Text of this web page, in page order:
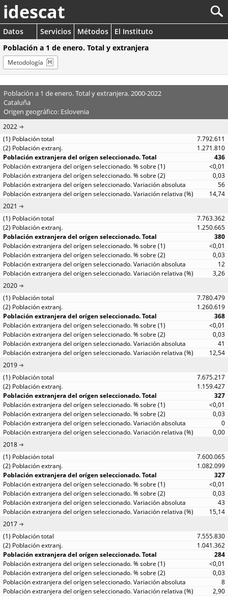
idescat
Datos Servicios Métodos
El Instituto
Población a 1 de enero. Total y extranjera
Metodología
Población a 1 de enero. Total y extranjera. 2000-2022
Cataluña
Origen geográfico: Eslovenia
2022
7.792.611
1.271.810
436
<0,01
0,03
56
14,74
2021
7.763.362
1.250.665
380
<0,01
0,03
12
3,26
2020
7.780.479
1.260.619
368
<0,01
0,03
41
12,54
2019
7.675.217
1.159.427
327
<0,01
0,03
0
0,00
2018
7.600.065
1.082.099
327
<0,01
0,03
43
15,14
2017
7.555.830
1.041.362
284
<0,01
0,03
8
2,90